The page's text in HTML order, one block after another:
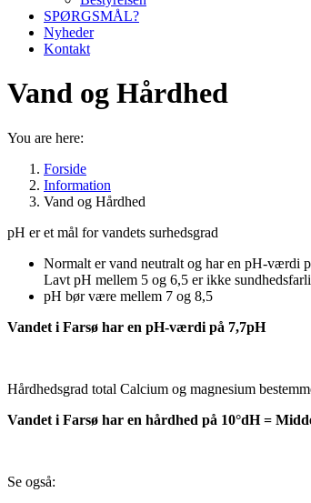
SPØRGSMÅL?
Nyheder
Kontakt
Vand og Hårdhed
You are here:
Forside
Information
Vand og Hårdhed
pH er et mål for vandets surhedsgrad
Normalt er vand neutralt og har en pH-værdi
Lavt pH mellem 5 og 6,5 er ikke
pH bør være mellem 7 og 8,5
Vandet i Farsø har en pH-værdi på 7,7pH
Hårdhedsgrad total Calcium og magnesium
Vandet i Farsø har en hårdhed på 10°dH =
Se også: